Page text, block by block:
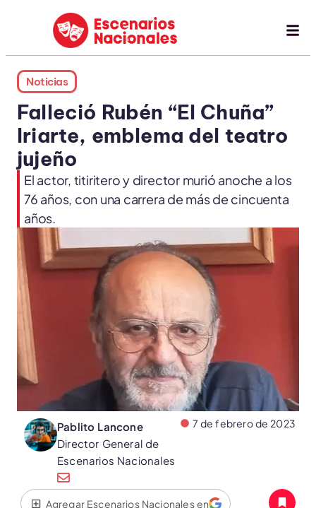
Noticias
Falleció Rubén “El Chuña”
Iriarte, emblema del teatro
jujeño
El actor, titiritero y director murió anoche a los
76 años, con una carrera de más de cincuenta
años.
Pablito Lancone
Director General de
Escenarios Nacionales
7 de febrero de 2023
Agregar Escenarios Nacionales en